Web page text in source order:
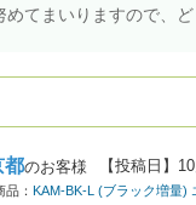
めてまいりますので、
都のお客様 【投稿日】
品： KAM-BK-L (ブラック増量)